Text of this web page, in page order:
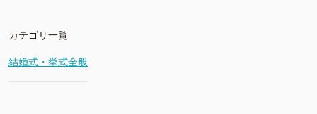
カテゴリ一覧
結婚式・挙式全般